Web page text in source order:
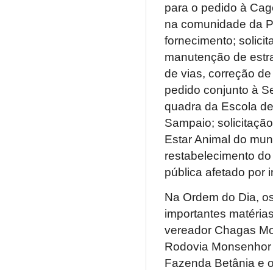
para o pedido à
na comunidade da
fornecimento;
manutenção de
de vias, correção
pedido conjunto à
quadra da Escola
Sampaio;
Estar Animal do
restabelecimento
pública afetado por
Na Ordem do Dia,
importantes
vereador Chagas
Rodovia
Fazenda Betânia e